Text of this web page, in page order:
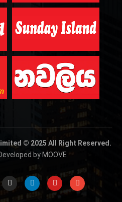
© 2025 All Right Reserved.
by MOOVE